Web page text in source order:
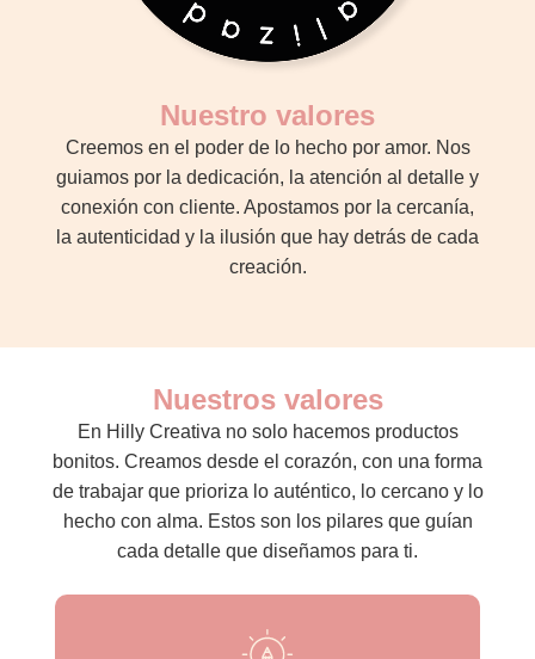
Nuestro valores
Creemos en el poder de lo hecho por amor. Nos
guiamos por la dedicación, la atención al detalle y
conexión con cliente. Apostamos por la cercanía,
la autenticidad y la ilusión que hay detrás de cada
creación.
Nuestros valores
En Hilly Creativa no solo hacemos productos
bonitos. Creamos desde el corazón, con una forma
de trabajar que prioriza lo auténtico, lo cercano y lo
hecho con alma. Estos son los pilares que guían
cada detalle que diseñamos para ti.